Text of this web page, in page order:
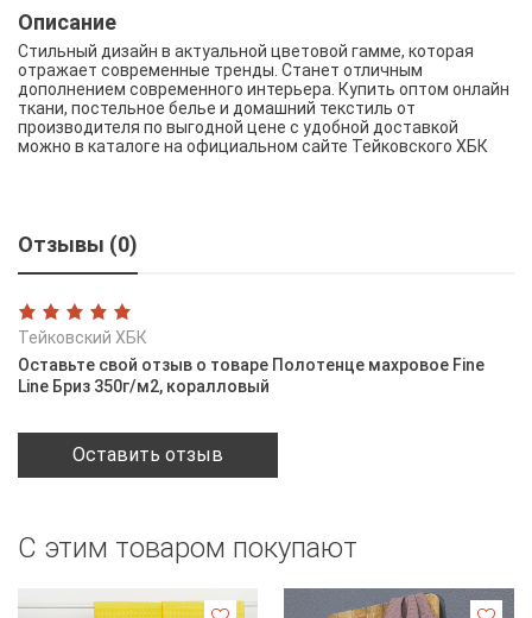
Описание
Стильный дизайн в актуальной цветовой гамме, которая
отражает современные тренды. Станет отличным
дополнением современного интерьера. Купить оптом онлайн
ткани, постельное белье и домашний текстиль от
производителя по выгодной цене с удобной доставкой
можно в каталоге на официальном сайте Тейковского ХБК
Отзывы (0)
Тейковский ХБК
Оставьте свой отзыв о товаре Полотенце махровое Fine
Line Бриз 350г/м2, коралловый
Оставить отзыв
С этим товаром покупают